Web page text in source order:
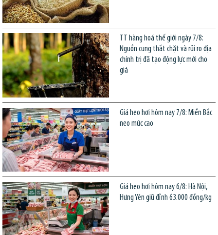
TT hàng hoá thế giới ngày 7/8:
Nguồn cung thắt chặt và rủi ro địa
chính trị đã tạo động lực mới cho
giá
Giá heo hơi hôm nay 7/8: Miền Bắc
neo mức cao
Giá heo hơi hôm nay 6/8: Hà Nội,
Hưng Yên giữ đỉnh 63.000 đồng/kg